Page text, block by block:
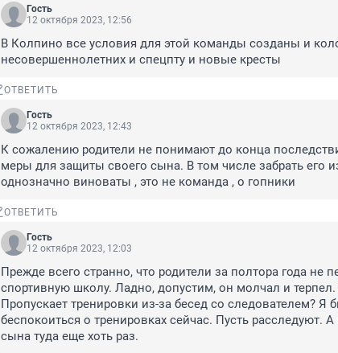
Гость
12 октября 2023, 12:56
В Колпино все условия для этой команды созданы и
несовершеннолетних и спецпту и новые кресты
ОТВЕТИТЬ
Гость
12 октября 2023, 12:43
К сожалению родители не понимают до конца
меры для защиты своего сына. В том числе забрать его
однозначно виноваты , это не команда , о гопники
ОТВЕТИТЬ
Гость
12 октября 2023, 12:03
Прежде всего странно, что родители за полтора года не
спортивную школу. Ладно, допустим, он молчал и терпел.
Пропускает тренировки из-за бесед со следователем? Я
беспокоиться о тренировках сейчас. Пусть расследуют.
сына туда еще хоть раз.